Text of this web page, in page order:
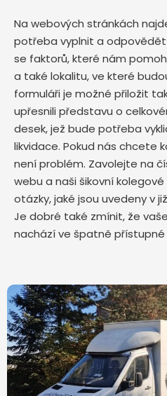
Na webových stránkách
potřeba vyplnit a
se faktorů, které nám
a také lokalitu, ve které
formuláři je možné přiložit
upřesnili představu o
desek, jež bude potřeba
likvidace. Pokud nás chcete
není problém. Zavolejte na
webu a naši šikovní
otázky, jaké jsou uvedeny v
Je dobré také zmínit, že
nachází ve špatně přístupné